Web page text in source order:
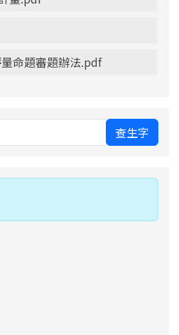
命題審題辦法.pdf
查生字